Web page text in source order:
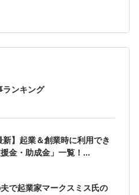
ランキング
新】起業＆創業時に利用でき
金・助成金」一覧！...
で起業家マークスミス氏の